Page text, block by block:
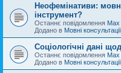
Неофемінативи:
інструмент?
Останнє повідомлення Max
Додано в Мовні консультації
Соціологічні дані
Останнє повідомлення Max
Додано в Мовні консультації